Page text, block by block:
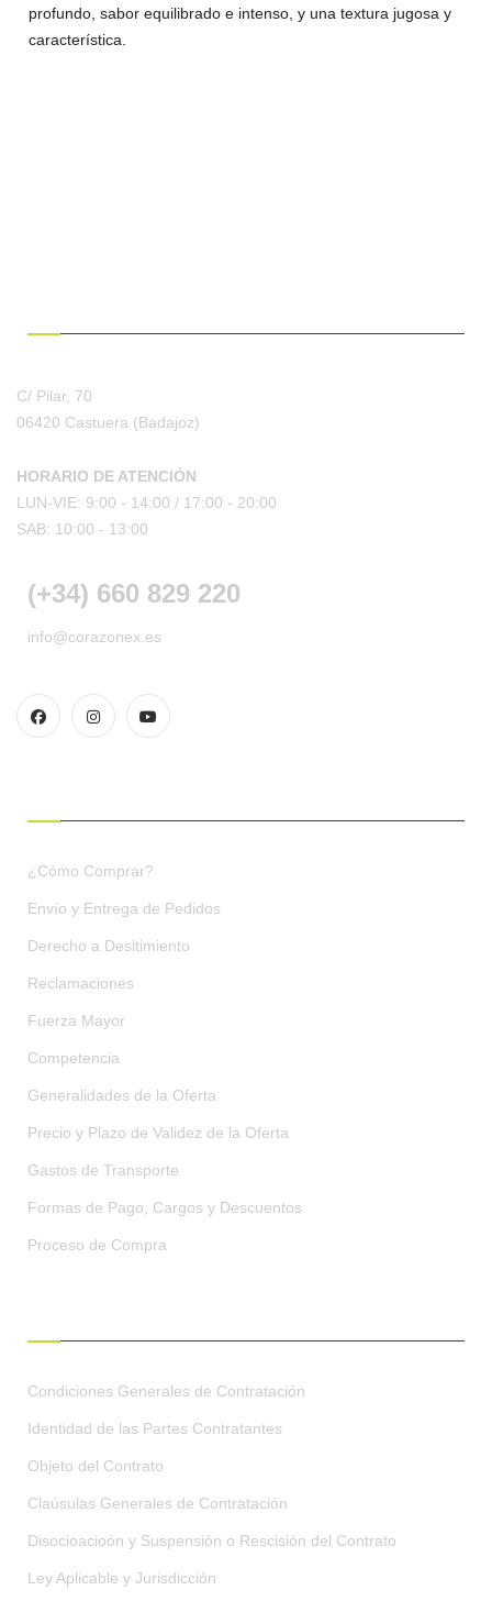
profundo, sabor equilibrado e intenso, y una textura jugosa y
característica.
C/ Pilar, 70
06420 Castuera (Badajoz)
HORARIO DE ATENCIÓN
LUN-VIE: 9:00 - 14:00 / 17:00 - 20:00
SAB: 10:00 - 13:00
(+34) 660 829 220
info@corazonex.es
¿Cómo Comprar?
Envío y Entrega de Pedidos
Derecho a Desitimiento
Reclamaciones
Fuerza Mayor
Competencia
Generalidades de la Oferta
Precio y Plazo de Validez de la Oferta
Gastos de Transporte
Formas de Pago, Cargos y Descuentos
Proceso de Compra
Condiciones Generales de Contratación
Identidad de las Partes Contratantes
Objeto del Contrato
Claúsulas Generales de Contratación
Disocioacioón y Suspensión o Rescisión del Contrato
Ley Aplicable y Jurisdicción